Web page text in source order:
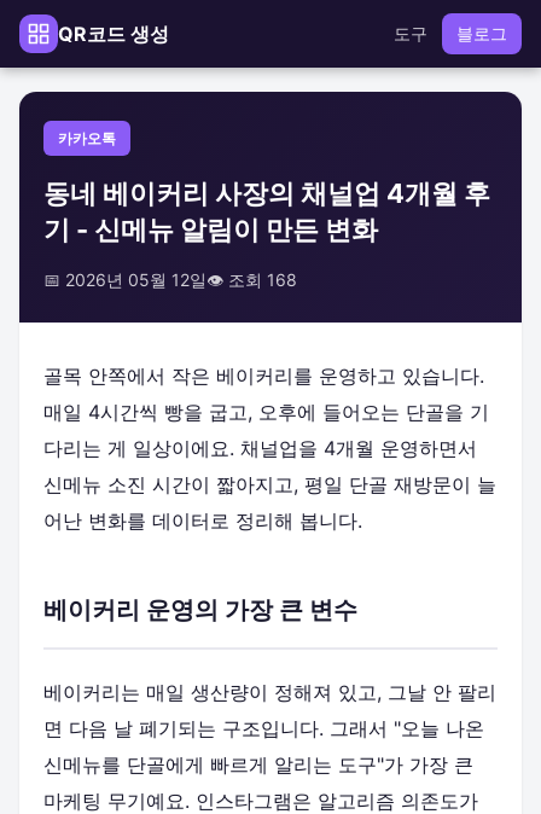
QR코드 생성 도구 블로그
카카오톡
동네 베이커리 사장의 채널업 4개월 후
기 - 신메뉴 알림이 만든 변화
📅 2026년 05월 12일👁️ 조회 168
골목 안쪽에서 작은 베이커리를 운영하고 있습니다.
매일 4시간씩 빵을 굽고, 오후에 들어오는 단골을 기
다리는 게 일상이에요. 채널업을 4개월 운영하면서
신메뉴 소진 시간이 짧아지고, 평일 단골 재방문이 늘
어난 변화를 데이터로 정리해 봅니다.
베이커리 운영의 가장 큰 변수
베이커리는 매일 생산량이 정해져 있고, 그날 안 팔리
면 다음 날 폐기되는 구조입니다. 그래서 "오늘 나온
신메뉴를 단골에게 빠르게 알리는 도구"가 가장 큰
마케팅 무기예요. 인스타그램은 알고리즘 의존도가